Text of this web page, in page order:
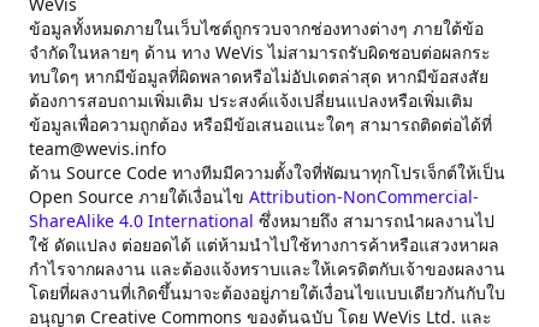
WeVis
ข้อมูลทั้งหมดภายในเว็บไซต์ถูกรวบจากช่องทางต่างๆ ภายใต้ข้อ
จำกัดในหลายๆ ด้าน ทาง WeVis ไม่สามารถรับผิดชอบต่อผลกระ
ทบใดๆ หากมีข้อมูลที่ผิดพลาดหรือไม่อัปเดตล่าสุด หากมีข้อสงสัย
ต้องการสอบถามเพิ่มเติม ประสงค์แจ้งเปลี่ยนแปลงหรือเพิ่มเติม
ข้อมูลเพื่อความถูกต้อง หรือมีข้อเสนอแนะใดๆ สามารถติดต่อได้ที่
team@wevis.info
ด้าน Source Code ทางทีมมีความตั้งใจที่พัฒนาทุกโปรเจ็กต์ให้เป็น
Open Source ภายใต้เงื่อนไข Attribution-NonCommercial-
ShareAlike 4.0 International ซึ่งหมายถึง สามารถนำผลงานไป
ใช้ ดัดแปลง ต่อยอดได้ แต่ห้ามนำไปใช้ทางการค้าหรือแสวงหาผล
กำไรจากผลงาน และต้องแจ้งทราบและให้เครดิตกับเจ้าของผลงาน
โดยที่ผลงานที่เกิดขึ้นมาจะต้องอยู่ภายใต้เงื่อนไขแบบเดียวกันกับใบ
อนุญาต Creative Commons ของต้นฉบับ โดย WeVis Ltd. และ